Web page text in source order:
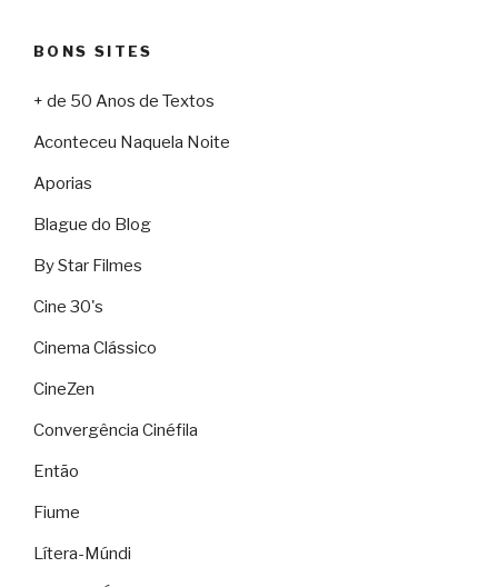
BONS SITES
+ de 50 Anos de Textos
Aconteceu Naquela Noite
Aporias
Blague do Blog
By Star Filmes
Cine 30's
Cinema Clássico
CineZen
Convergência Cinéfila
Então
Fiume
Lítera-Múndi